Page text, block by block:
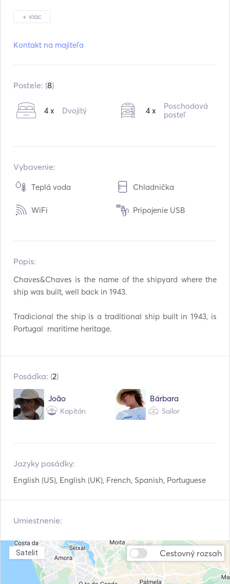
+ viac
Vybavenie v:
Typ paliva: Diesel
Kontakt na majiteľa
Postele: (8)
4 x Dvojitý 4 x
Poschodová
posteľ
Vybavenie:
Teplá voda Chladnička
WiFi Pripojenie USB
Popis:
Chaves&Chaves is the name of the shipyard where the
ship was built, well back in 1943.
Tradicional the ship is a traditional ship built in 1943, is
Portugal  maritime heritage.
Posádka: (2)
João
Kapitán
Bárbara
Sailor
Jazyky posádky:
English (US), English (UK), French, Spanish, Portuguese
Umiestnenie:
Cestovný rozsah
Satelit